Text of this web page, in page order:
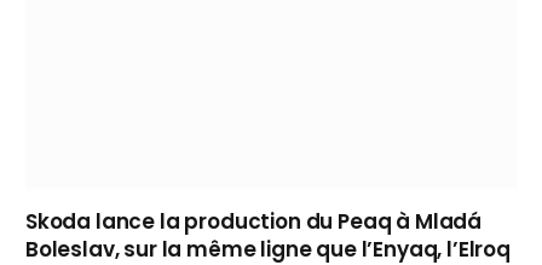
Skoda lance la production du Peaq à Mladá
Boleslav, sur la même ligne que l’Enyaq, l’Elroq